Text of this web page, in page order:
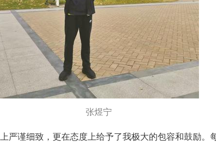
张煜宁
严谨细致，更在态度上给予了我极大的包容和鼓励。